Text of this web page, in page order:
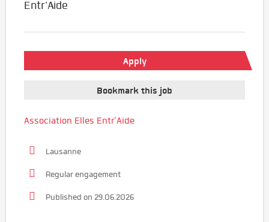
Entr'Aide
Apply
Bookmark this job
Association Elles Entr'Aide
Lausanne
Regular engagement
Published on 29.06.2026